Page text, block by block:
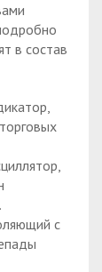
в состав
с